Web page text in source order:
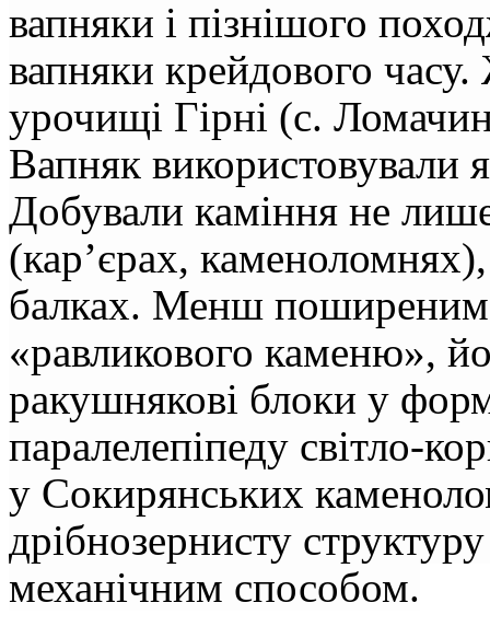
вапняки і пізнішого
вапняки крейдового
урочищі Гірні (с.
Вапняк використовували
Добували каміння не
(кар’єрах,
балках. Менш поширеним
«равликового каменю»,
ракушнякові блоки у
паралелепіпеду світло-
у Сокирянських
дрібнозернисту
механічним способом.